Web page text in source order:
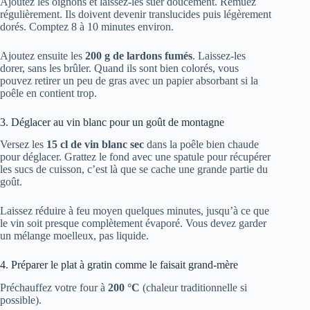
régulièrement. Ils doivent devenir translucides puis légèrement
dorés. Comptez 8 à 10 minutes environ.
Ajoutez ensuite les 200 g de lardons fumés. Laissez-les
dorer, sans les brûler. Quand ils sont bien colorés, vous
pouvez retirer un peu de gras avec un papier absorbant si la
poêle en contient trop.
3. Déglacer au vin blanc pour un goût de montagne
Versez les 15 cl de vin blanc sec dans la poêle bien chaude
pour déglacer. Grattez le fond avec une spatule pour récupérer
les sucs de cuisson, c’est là que se cache une grande partie du
goût.
Laissez réduire à feu moyen quelques minutes, jusqu’à ce que
le vin soit presque complètement évaporé. Vous devez garder
un mélange moelleux, pas liquide.
4. Préparer le plat à gratin comme le faisait grand-mère
Préchauffez votre four à 200 °C (chaleur traditionnelle si
possible).